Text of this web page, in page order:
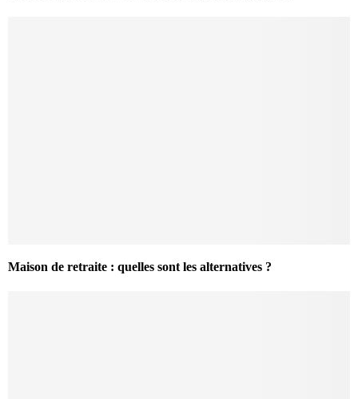
Maison de retraite : quelles sont les alternatives ?